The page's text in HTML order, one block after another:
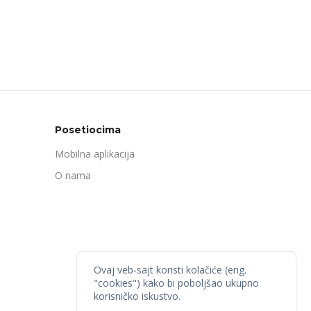
Posetiocima
Mobilna aplikacija
O nama
Ovaj veb-sajt koristi kolačiće (eng.
"cookies") kako bi poboljšao ukupno
korisničko iskustvo.